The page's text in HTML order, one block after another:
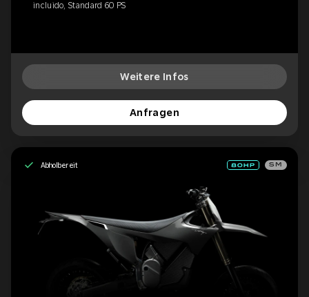
incluido, Standard 60 PS
Weitere Infos
Anfragen
Abholbereit SM